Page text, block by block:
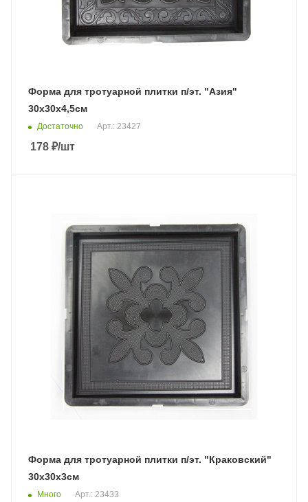
Форма для тротуарной плитки п/эт. "Азия"
30х30х4,5см
Достаточно Арт.: 23427
178 ₽/шт
Форма для тротуарной плитки п/эт. "Краковский"
30х30х3см
Много Арт.: 23433